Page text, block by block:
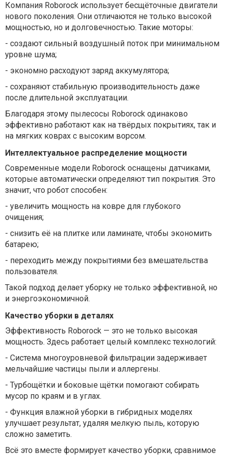
Компания Roborock использует бесщёточные двигатели
нового поколения. Они отличаются не только высокой
мощностью, но и долговечностью. Такие моторы:
- создают сильный воздушный поток при минимальном
уровне шума;
- экономно расходуют заряд аккумулятора;
- сохраняют стабильную производительность даже
после длительной эксплуатации.
Благодаря этому пылесосы Roborock одинаково
эффективно работают как на твёрдых покрытиях, так и
на мягких коврах с высоким ворсом.
Интеллектуальное распределение мощности
Современные модели Roborock оснащены датчиками,
которые автоматически определяют тип покрытия. Это
значит, что робот способен:
- увеличить мощность на ковре для глубокого
очищения;
- снизить её на плитке или ламинате, чтобы экономить
батарею;
- переходить между покрытиями без вмешательства
пользователя.
Такой подход делает уборку не только эффективной, но
и энергоэкономичной.
Качество уборки в деталях
Эффективность Roborock — это не только высокая
мощность. Здесь работает целый комплекс технологий:
- Система многоуровневой фильтрации задерживает
мельчайшие частицы пыли и аллергены.
- Турбощётки и боковые щётки помогают собирать
мусор по краям и в углах.
- Функция влажной уборки в гибридных моделях
улучшает результат, удаляя мелкую пыль, которую
сложно заметить.
Всё это вместе формирует качество уборки, сравнимое